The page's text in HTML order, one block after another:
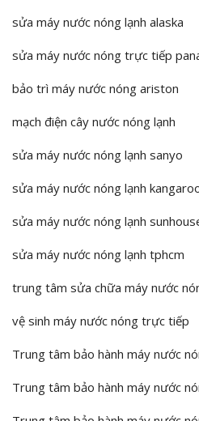
sửa máy nước nóng lạnh alaska
sửa máy nước nóng trực tiếp
bảo trì máy nước nóng ariston
mạch điện cây nước nóng lạnh
sửa máy nước nóng lạnh sanyo
sửa máy nước nóng lạnh
sửa máy nước nóng lạnh
sửa máy nước nóng lạnh tphcm
trung tâm sửa chữa máy nước
vệ sinh máy nước nóng trực tiếp
Trung tâm bảo hành máy nước
Trung tâm bảo hành máy nước